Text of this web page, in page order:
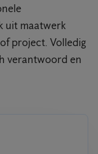
uit maatwerk
project. Volledig
verantwoord en